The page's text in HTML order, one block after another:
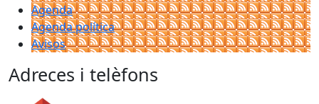
Agenda
Agenda política
Avisos
Adreces i telèfons